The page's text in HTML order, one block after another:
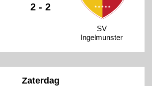
2 - 2
SV
Ingelmunster
Zaterdag